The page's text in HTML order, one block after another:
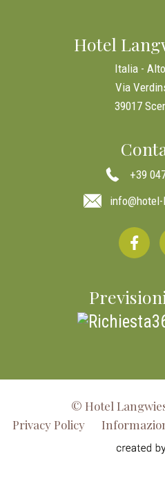
Hotel
Italia -
Via
39017
+39
info
© Hotel
Privacy Policy